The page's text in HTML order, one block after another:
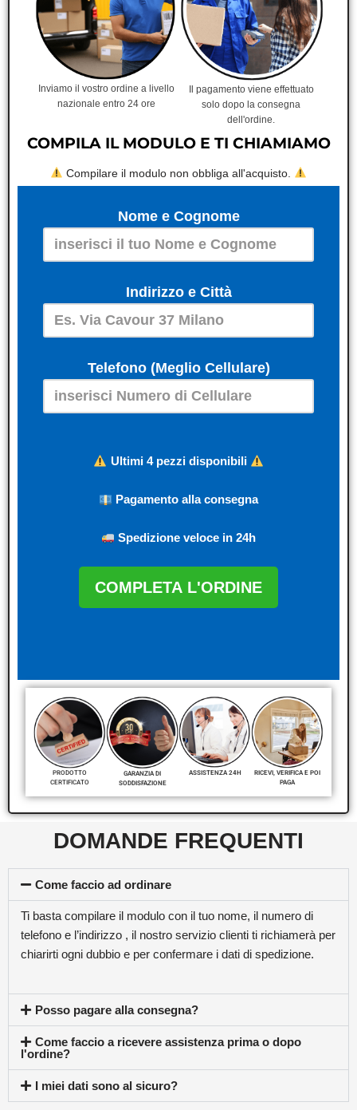
Inviamo il vostro ordine a livello
nazionale entro 24 ore
Il pagamento viene effettuato
solo dopo la consegna
dell'ordine.
COMPILA IL MODULO E TI CHIAMIAMO
Compilare il modulo non obbliga all'acquisto.
Nome e Cognome
Indirizzo e Città
Telefono (Meglio Cellulare)
Ultimi 4 pezzi disponibili
Pagamento alla consegna
Spedizione veloce in 24h
COMPLETA L'ORDINE
PRODOTTO
CERTIFICATO
GARANZIA DI
SODDISFAZIONE
ASSISTENZA 24H
RICEVI, VERIFICA E POI
PAGA
DOMANDE FREQUENTI
Come faccio ad ordinare
Ti basta compilare il modulo con il tuo nome, il numero di
telefono e l’indirizzo , il nostro servizio clienti ti richiamerà per
chiarirti ogni dubbio e per confermare i dati di spedizione.
Posso pagare alla consegna?
Come faccio a ricevere assistenza prima o dopo
l'ordine?
I miei dati sono al sicuro?